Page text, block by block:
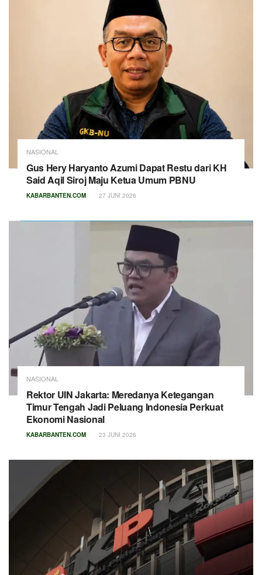
NASIONAL
Gus Hery Haryanto Azumi Dapat Restu dari KH
Said Aqil Siroj Maju Ketua Umum PBNU
KABARBANTEN.COM 27 JUNI 2026
NASIONAL
Rektor UIN Jakarta: Meredanya Ketegangan
Timur Tengah Jadi Peluang Indonesia Perkuat
Ekonomi Nasional
KABARBANTEN.COM 23 JUNI 2026